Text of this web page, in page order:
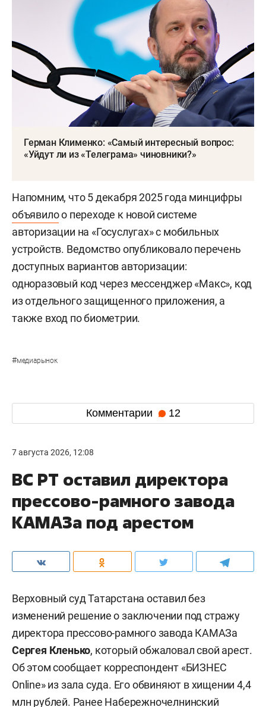
Герман Клименко: «Самый интересный вопрос:
«Уйдут ли из «Телеграма» чиновники?»
Напомним, что 5 декабря 2025 года минцифры
объявилоо переходе к новой системе
авторизации на «Госуслугах» с мобильных
устройств. Ведомство опубликовало перечень
доступных вариантов авторизации:
одноразовый код через мессенджер «Макс», код
из отдельного защищенного приложения, а
также вход по биометрии.
#медиарынок
Комментарии 12
7 августа 2026, 12:08
ВС РТ оставил директора
прессово-рамного завода
КАМАЗа под арестом
Верховный суд Татарстана оставил без
изменений решение о заключении под стражу
директора прессово-рамного завода КАМАЗа
Сергея Кленько, который обжаловал свой арест.
Об этом сообщает корреспондент «БИЗНЕС
Online» из зала суда. Его обвиняют в хищении 4,4
млн рублей. Ранее Набережночелнинский